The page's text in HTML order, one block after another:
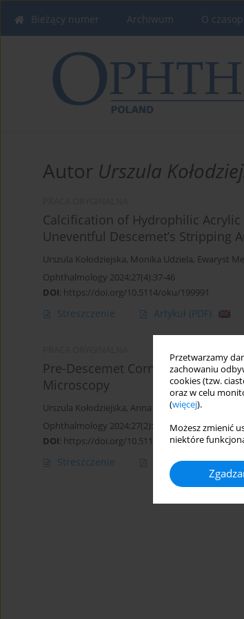
Przetwarzamy
zachowaniu
cookies (tzw.
oraz w celu
(więcej).
Możesz zmienić
niektóre
Bieżący numer Archiwum O
Autor Urszula
Calcification of Hydrophilic
Uneventful Descemet’s Stripping
Urszula Kołodziejska, Monika Udziela, Ewaryst
Ophthalmology 2024;27(4):37-46
DOI: https://doi.org/10.5114/oku/199991
Streszczenie Artykuł (PDF)
Pre-Descemet Corneal Dystrophy
Microscopy
Urszula Kołodziejska, Anna K. Kurowska
Ophthalmology 2024;27(2):5-10
DOI: https://doi.org/10.5114/oku/191663
Streszczenie Artykuł(PDF)